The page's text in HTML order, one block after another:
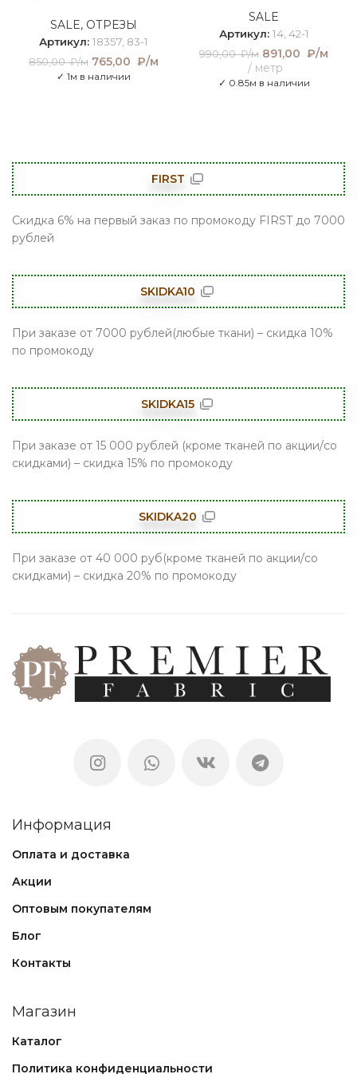
SALE, ОТРЕЗЫ
Артикул: 18357, 83-1
850,00₽/м Первоначальная
цена составляла
765,00 ₽/м Текущая
✓ 1м в наличии
SALE
Артикул: 14, 42-1
990,00₽/м Первоначальная
цена составляла
990,00 ₽/м.
891,00 ₽/м
метр
✓ 0.85м в наличии
FIRST
Скидка 6% на первый заказ по промокоду FIRST до 7000
рублей
SKIDKA10
При заказе от 7000 рублей(любые ткани) – скидка 10%
по промокоду
SKIDKA15
При заказе от 15 000 рублей (кроме тканей по акции/со
скидками) – скидка 15% по промокоду
SKIDKA20
При заказе от 40 000 руб(кроме тканей по акции/со
скидками) – скидка 20% по промокоду
Информация
Оплата и доставка
Акции
Оптовым покупателям
Блог
Контакты
Магазин
Каталог
Политика конфиденциальности